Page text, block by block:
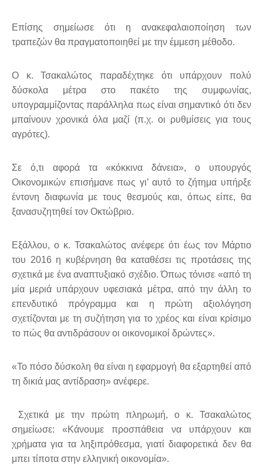
Επίσης σημείωσε ότι η ανακεφαλαιοποίηση των
τραπεζών θα πραγματοποιηθεί με την έμμεση μέθοδο.
Ο κ. Τσακαλώτος παραδέχτηκε ότι υπάρχουν πολύ
δύσκολα μέτρα στο πακέτο της συμφωνίας,
υπογραμμίζοντας παράλληλα πως είναι σημαντικό ότι δεν
μπαίνουν χρονικά όλα μαζί (π.χ. οι ρυθμίσεις για τους
αγρότες).
Σε ό,τι αφορά τα «κόκκινα δάνεια», ο υπουργός
Οικονομικών επισήμανε πως γι’ αυτό το ζήτημα υπήρξε
έντονη διαφωνία με τους θεσμούς και, όπως είπε, θα
ξανασυζητηθεί τον Οκτώβριο.
Εξάλλου, ο κ. Τσακαλώτος ανέφερε ότι έως τον Μάρτιο
του 2016 η κυβέρνηση θα καταθέσει τις προτάσεις της
σχετικά με ένα αναπτυξιακό σχέδιο. Όπως τόνισε «από τη
μία μεριά υπάρχουν υφεσιακά μέτρα, από την άλλη το
επενδυτικό πρόγραμμα και η πρώτη αξιολόγηση
σχετίζονται με τη συζήτηση για το χρέος και είναι κρίσιμο
το πώς θα αντιδράσουν οι οικονομικοί δρώντες».
«Το πόσο δύσκολη θα είναι η εφαρμογή θα εξαρτηθεί από
τη δικιά μας αντίδραση» ανέφερε.
Σχετικά με την πρώτη πληρωμή, ο κ. Τσακαλώτος
σημείωσε: «Κάνουμε προσπάθεια να υπάρχουν και
χρήματα για τα ληξιπρόθεσμα, γιατί διαφορετικά δεν θα
μπει τίποτα στην ελληνική οικονομία».